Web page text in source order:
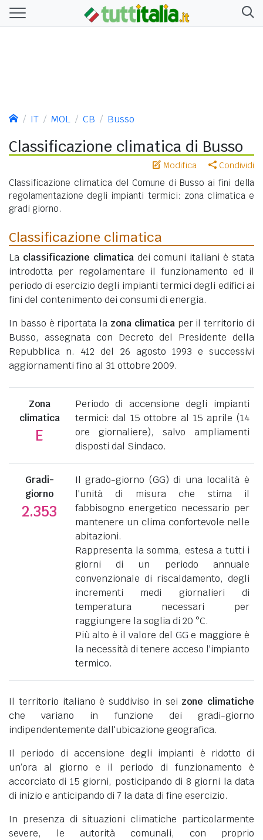
IT MOL CB Busso
Classificazione climatica di Busso
Modifica Condividi
Classificazione climatica del Comune di Busso ai fini della
regolamentazione degli impianti termici: zona climatica e
gradi giorno.
Classificazione climatica
La classificazione climaticadei comuni italiani è stata
introdotta per regolamentare il funzionamento ed il
periodo di esercizio degli impianti termici degli edifici ai
fini del contenimento dei consumi di energia.
In basso è riportata la zona climaticaper il territorio di
Busso, assegnata con Decreto del Presidente della
Repubblica n. 412 del 26 agosto 1993 e successivi
aggiornamenti fino al 31 ottobre 2009.
Zona
climatica
E
Periodo di accensione degli impianti
termici: dal 15 ottobre al 15 aprile (14
ore giornaliere), salvo ampliamenti
disposti dal Sindaco.
Gradi-
giorno
2.353
Il grado-giorno (GG) di una località è
l'unità di misura che stima il
fabbisogno energetico necessario per
mantenere un clima confortevole nelle
abitazioni.
Rappresenta la somma, estesa a tutti i
giorni di un periodo annuale
convenzionale di riscaldamento, degli
incrementi medi giornalieri di
temperatura necessari per
raggiungere la soglia di 20 °C.
Più alto è il valore del GG e maggiore è
la necessità di tenere acceso l'impianto
termico.
Il territorio italiano è suddiviso in sei zone climatiche
che variano in funzione dei gradi-giorno
indipendentemente dall'ubicazione geografica.
Il periodo di accensione degli impianti è ridotto di
un’ora al giorno e il periodo di funzionamento è
accorciato di 15 giorni, posticipando di 8 giorni la data
di inizio e anticipando di 7 la data di fine esercizio.
In presenza di situazioni climatiche particolarmente
severe, le autorità comunali, con proprio